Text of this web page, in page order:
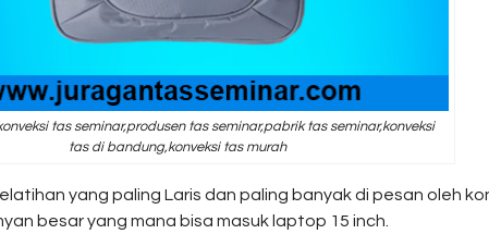
tas seminar,produsen tas seminar,pabrik tas seminar,konveksi
tas di bandung,konveksi tas murah
yang paling Laris dan paling banyak di pesan oleh
besar yang mana bisa masuk laptop 15 inch.